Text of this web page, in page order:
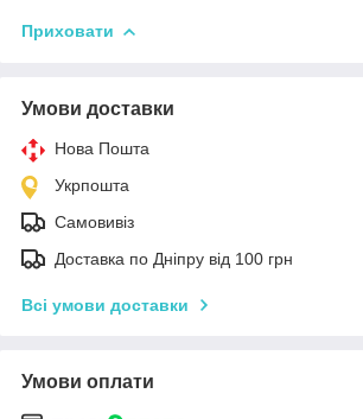
Приховати
Умови доставки
Нова Пошта
Укрпошта
Самовивіз
Доставка по Дніпру від 100 грн
Всі умови доставки
Умови оплати